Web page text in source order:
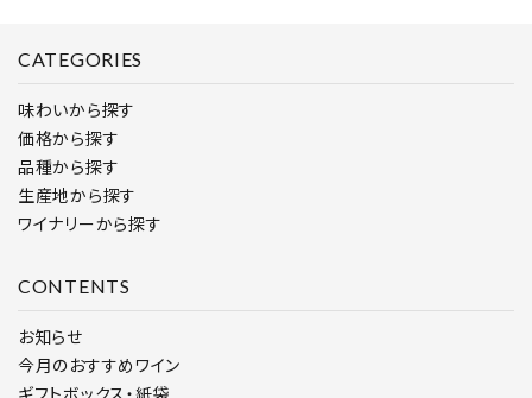
CATEGORIES
味わいから探す
価格から探す
品種から探す
生産地から探す
ワイナリーから探す
CONTENTS
お知らせ
今月のおすすめワイン
ギフトボックス・紙袋